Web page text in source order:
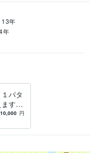
13年
年
パタ
す
ダー
10,000 円